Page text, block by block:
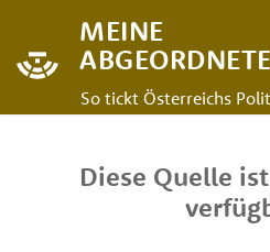
MEINE
So tickt Österreichs
Diese Quelle